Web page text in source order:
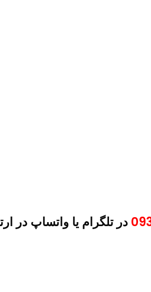
در تلگرام یا واتساپ در